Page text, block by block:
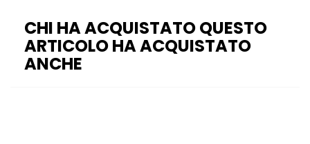
CHI HA ACQUISTATO QUESTO
ARTICOLO HA ACQUISTATO
ANCHE